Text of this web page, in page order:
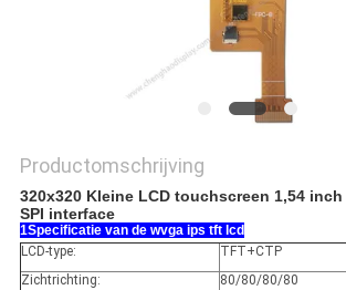
Productomschrijving
320x320 Kleine LCD touchscreen 1,54
SPI interface
1Specificatie van de wvga ips tft lcd
LCD-type:
TFT+CTP
Zichtrichting:
80/80/80/80